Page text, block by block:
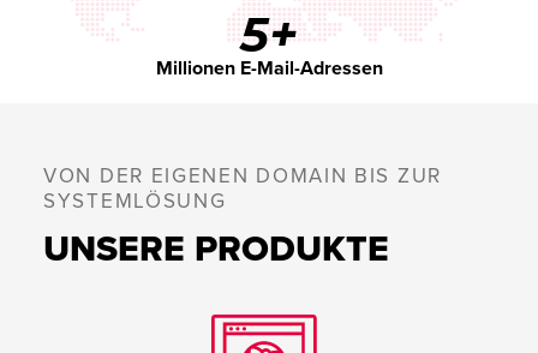
5+
Millionen E-Mail-Adressen
VON DER EIGENEN DOMAIN BIS ZUR
SYSTEMLÖSUNG
UNSERE PRODUKTE